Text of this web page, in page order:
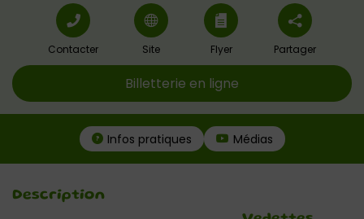
Contacter Site Flyer Partager
Billetterie en ligne
Infos pratiques Médias
Description